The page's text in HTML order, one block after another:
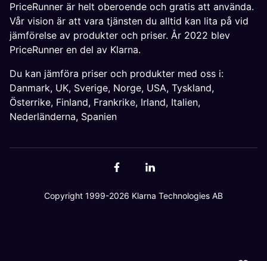
PriceRunner är helt oberoende och gratis att använda.
Vår vision är att vara tjänsten du alltid kan lita på vid
jämförelse av produkter och priser. År 2022 blev
PriceRunner en del av Klarna.
Du kan jämföra priser och produkter med oss i:
Danmark, UK, Sverige, Norge, USA, Tyskland,
Österrike, Finland, Frankrike, Irland, Italien,
Nederländerna, Spanien
Copyright 1999-2026 Klarna Technologies AB